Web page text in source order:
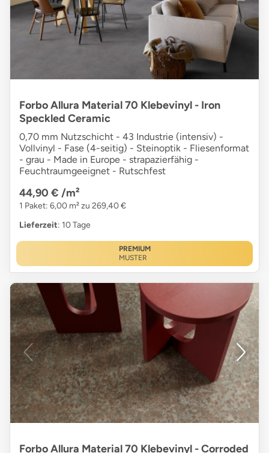
Forbo Allura Material 70 Klebevinyl - Iron
Speckled Ceramic
0,70 mm Nutzschicht - 43 Industrie (intensiv) -
Vollvinyl - Fase (4-seitig) - Steinoptik - Fliesenformat
- grau - Made in Europe - strapazierfähig -
Feuchtraumgeeignet - Rutschfest
44,90 € /m²
1 Paket: 6,00 m² zu 269,40 €
Lieferzeit: 10 Tage
PREMIUM
MUSTER
Forbo Allura Material 70 Klebevinyl - Corroded